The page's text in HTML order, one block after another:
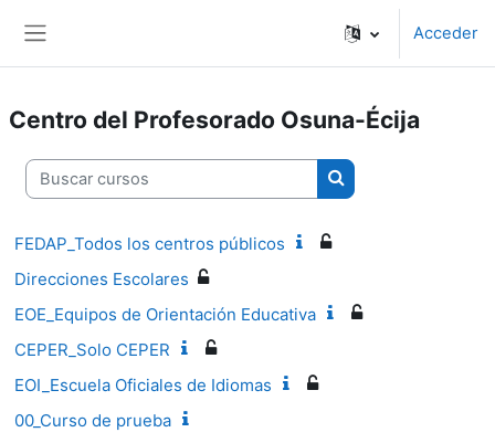
Acceder
Centro del Profesorado Osuna-Écija
Buscar cursos
Buscar cursos
FEDAP_Todos los centros públicos
Direcciones Escolares
EOE_Equipos de Orientación Educativa
CEPER_Solo CEPER
EOI_Escuela Oficiales de Idiomas
00_Curso de prueba